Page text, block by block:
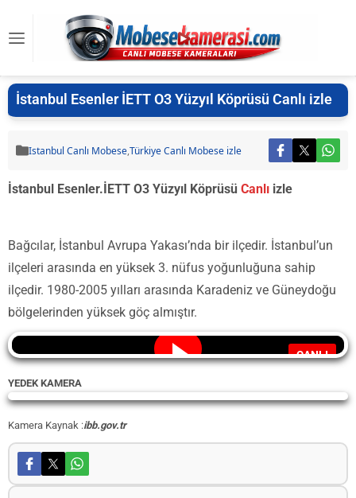
İstanbul Esenler İETT O3 Yüzyıl Köprüsü Canlı izle
Istanbul Canlı Mobese,Türkiye Canlı Mobese izle
İstanbul Esenler.İETT O3 Yüzyıl Köprüsü Canlı izle
Bağcılar, İstanbul Avrupa Yakası’nda bir ilçedir. İstanbul’un
ilçeleri arasında en yüksek 3. nüfus yoğunluğuna sahip
ilçedir. 1980-2005 yılları arasında Karadeniz ve Güneydoğu
bölgelerinden yüksek göç almıştır.
CANLI
YEDEK KAMERA
Yayın Yükleniyor...
Kamera Kaynak :ibb.gov.tr